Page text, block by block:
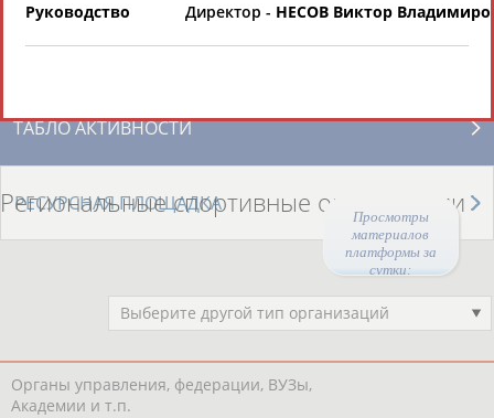
Просмотры
материалов
платформы за
сутки:
СВОДНЫЕ ИНДЕКСЫ
ТАБЛО АКТИВНОСТИ
РЕСУРСНАЯ ПЛОЩАДКА
Региональные спортивные организации
Выберите другой тип организаций
Органы управления, федерации, ВУЗы,
Академии и т.п.
Руководство
Директор - НЕСОВ Виктор